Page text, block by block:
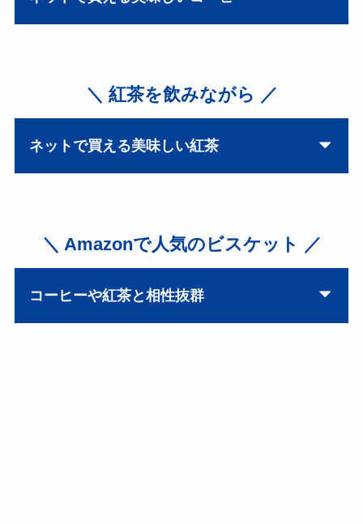
＼ 紅茶を飲みながら ／
ネットで買える美味しい紅茶
＼ Amazonで人気のビスケット ／
コーヒーや紅茶と相性抜群